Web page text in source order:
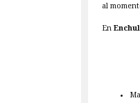
al
En